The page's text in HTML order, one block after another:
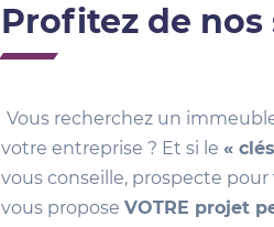
Profitez de
Vous recherchez un
votre entreprise ? Et si le «
vous conseille, prospecte
vous propose VOTRE projet